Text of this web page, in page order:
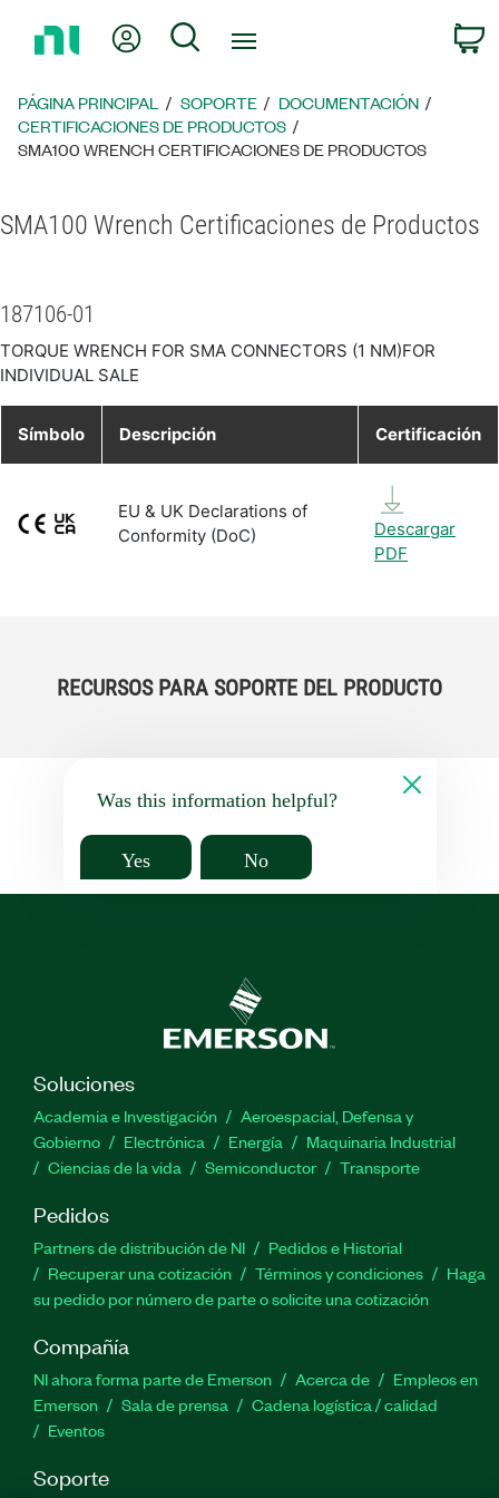
página
principal
Mi cuentaBúsqueda
PÁGINA PRINCIPAL SOPORTE
DOCUMENTACIÓN
CERTIFICACIONES DE PRODUCTOS
SMA100 WRENCH CERTIFICACIONES DE PRODUCTOS
SMA100 Wrench Certificaciones de Productos
187106-01
TORQUE WRENCH FOR SMA CONNECTORS (1 NM)FOR
INDIVIDUAL SALE
Símbolo Descripción Certificación
EU & UK Declarations of
Conformity (DoC)
Descargar
PDF
RECURSOS PARA SOPORTE DEL PRODUCTO
Was this information helpful?
Yes No
Soluciones
Academia e Investigación
Aeroespacial, Defensa y
Gobierno
Electrónica Energía
Maquinaria Industrial
Ciencias de la vida
Semiconductor Transporte
Pedidos
Partners de distribución de NI
Pedidos e Historial
Recuperar una cotización
Términos y condiciones
Haga
su pedido por número de parte o solicite una cotización
Compañía
NI ahora forma parte de Emerson Acerca de
Empleos en
Emerson
Sala de prensa
Cadena logística / calidad
Eventos
Soporte